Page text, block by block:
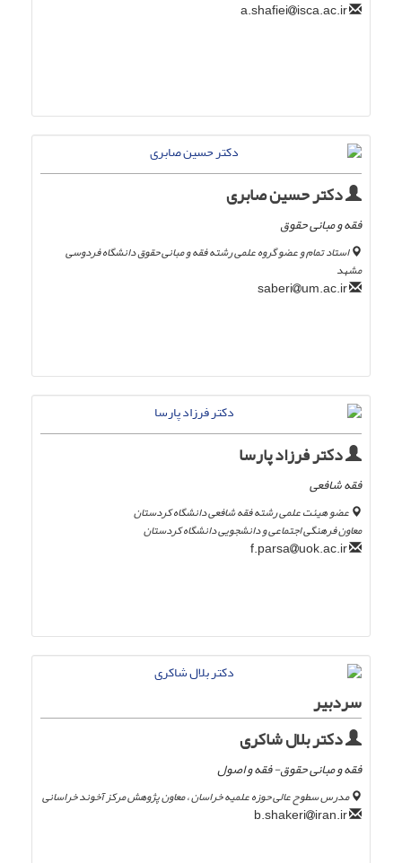
isca.ac.ir
دکتر حسین صابری
فقه و مبانی حقوق
استاد تمام و عضو گروه علمی رشته فقه و مبانی حقوق دانشگاه فردوسی
مشهد
um.ac.ir
دکتر فرزاد پارسا
فقه شافعی
عضو هیئت علمی رشته فقه شافعی دانشگاه کردستان
معاون فرهنگی اجتماعی و دانشجویی دانشگاه کردستان
uok.ac.ir
سردبیر
دکتر بلال شاکری
فقه و مبانی حقوق- فقه و اصول
مدرس سطوح عالی حوزه علمیه خراسان ، معاون پژوهش مرکز آخوند خراسانی
iran.ir